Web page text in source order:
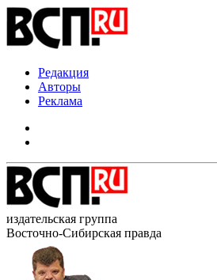
Редакция
Авторы
Реклама
издательская группа
Восточно-Сибирская правда